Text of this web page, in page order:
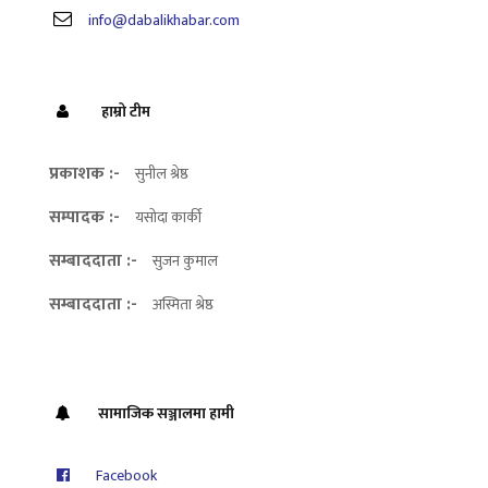
info@dabalikhabar.com
हाम्रो टीम
प्रकाशक :- सुनील श्रेष्ठ
सम्पादक :- यसोदा कार्की
सम्बाददाता :- सुजन कुमाल
सम्बाददाता :- अस्मिता श्रेष्ठ
सामाजिक सञ्जालमा हामी
Facebook